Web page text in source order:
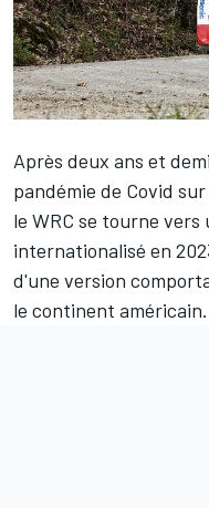
Après deux ans et
pandémie de Covid
le WRC se tourne
internationalisé en
d'une version
le continent américain.